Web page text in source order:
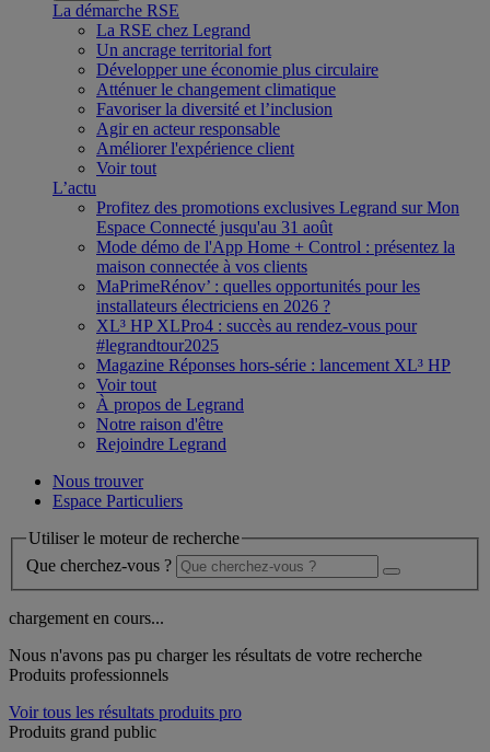
La démarche RSE
La RSE chez Legrand
Un ancrage territorial fort
Développer une économie plus circulaire
Atténuer le changement climatique
Favoriser la diversité et l’inclusion
Agir en acteur responsable
Améliorer l'expérience client
Voir tout
L’actu
Profitez des promotions exclusives Legrand sur Mon
Espace Connecté jusqu'au 31 août
Mode démo de l'App Home + Control : présentez la
maison connectée à vos clients
MaPrimeRénov’ : quelles opportunités pour les
installateurs électriciens en 2026 ?
XL³ HP XLPro4 : succès au rendez-vous pour
#legrandtour2025
Magazine Réponses hors-série : lancement XL³ HP
Voir tout
À propos de Legrand
Notre raison d'être
Rejoindre Legrand
Nous trouver
Espace Particuliers
Utiliser le moteur de recherche
Que cherchez-vous ?
chargement en cours...
Nous n'avons pas pu charger les résultats de votre recherche
Produits professionnels
Voir tous les résultats produits pro
Produits grand public